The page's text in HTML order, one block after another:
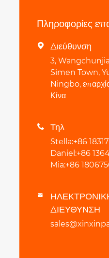
Πληροφορίες
 Διεύθυνση
3,
Simen Town,
Ningbo,
Κίνα
 Τηλ
Stella:+86
Daniel:+86
Mia:+86

ΔΙΕΥΘΥΝΣΗ